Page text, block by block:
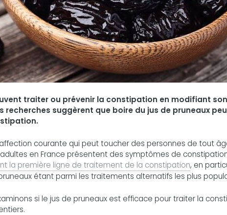
traiter ou prévenir la constipation en modifiant
recherches suggèrent que boire du jus de pruneaux
courante qui peut toucher des personnes de tout
adultes en France présentent des symptômes de
la première ligne de traitement de la constipation, en
étant parmi les traitements alternatifs les plus
si le jus de pruneaux est efficace pour traiter la